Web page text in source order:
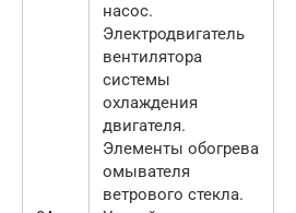
насос.
Электродвигатель
вентилятора
системы
охлаждения
двигателя.
Элементы обогрева
омывателя
ветрового стекла.